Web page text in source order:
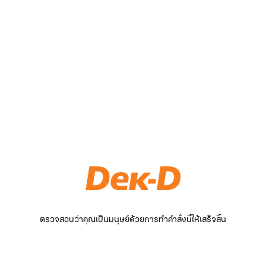
ตรวจสอบว่าคุณเป็นมนุษย์ด้วยการทำคำสั่งนี้ให้เสร็จสิ้น